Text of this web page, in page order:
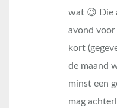
wat 😉 Die
avond
kort
de maand
minst een
mag